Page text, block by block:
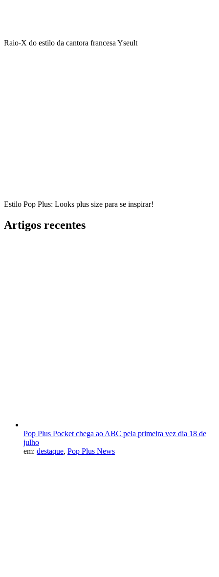
Raio-X do estilo da cantora francesa Yseult
Estilo Pop Plus: Looks plus size para se inspirar!
Artigos recentes
Pop Plus Pocket chega ao ABC pela primeira vez dia 18 de
julho
em: destaque, Pop Plus News